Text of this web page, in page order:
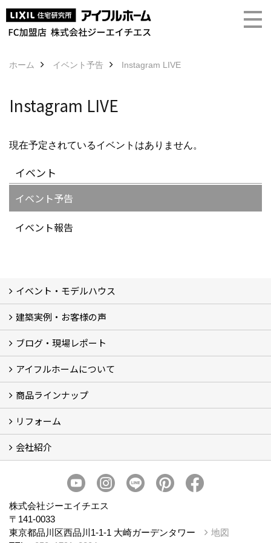
ホーム イベント予告 Instagram LIVE
Instagram LIVE
現在予定されているイベントはありません。
イベント
イベント予告
イベント報告
イベント・モデルハウス
イベント
モデルハウス見学
建築実例・お客様の声
建築実例
お客様の声
ブログ・現場レポート
ブログ
現場レポート
アイフルホームについて
アイフルホームについて (5)
商品ラインナップ
商品ラインナップ
リフォーム
まるごと断熱リフォーム
イベント情報
施工事例
会社紹介
スタッフ紹介
個人情報保護方針
株式会社ジーエイチエス
〒141-0033
東京都品川区西品川1-1-1 大崎ガーデンタワー
地図